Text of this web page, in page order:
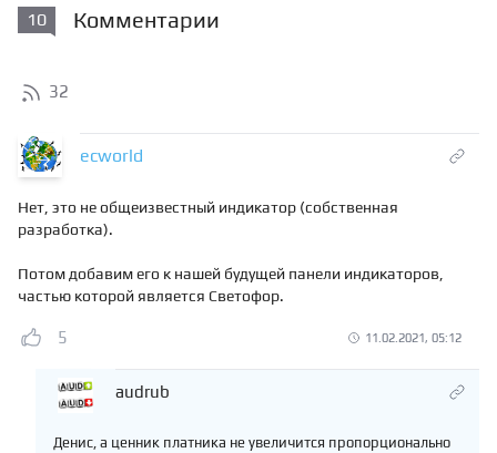
10 Комментарии
32
ecworld
Нет, это не общеизвестный индикатор (собственная
разработка).
Потом добавим его к нашей будущей панели индикаторов,
частью которой является Светофор.
5 11.02.2021, 05:12
audrub
Денис, а ценник платника не увеличится пропорционально